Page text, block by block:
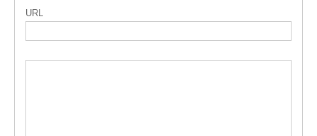
URL